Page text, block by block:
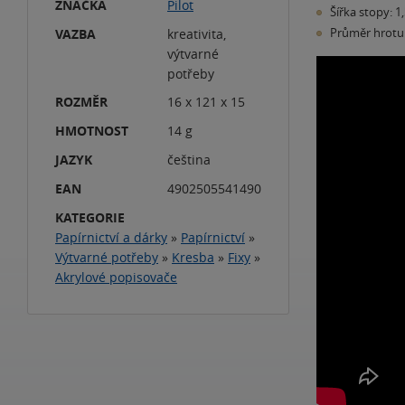
ZNAČKA
Pilot
VAZBA
kreativita,
výtvarné
potřeby
ROZMĚR
16 x 121 x 15
HMOTNOST
14 g
JAZYK
čeština
EAN
4902505541490
KATEGORIE
Papírnictví a dárky » Papírnictví »
Výtvarné potřeby » Kresba » Fixy »
Akrylové popisovače
Šířka stopy:
Průměr